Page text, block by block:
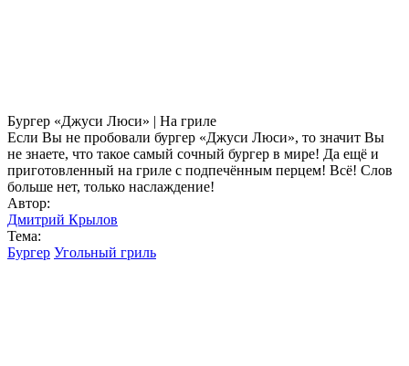
Бургер «Джуси Люси» | На гриле
Если Вы не пробовали бургер «Джуси Люси», то значит Вы
не знаете, что такое самый сочный бургер в мире! Да ещё и
приготовленный на гриле с подпечённым перцем! Всё! Слов
больше нет, только наслаждение!
Автор:
Дмитрий Крылов
Тема:
Бургер Угольный гриль